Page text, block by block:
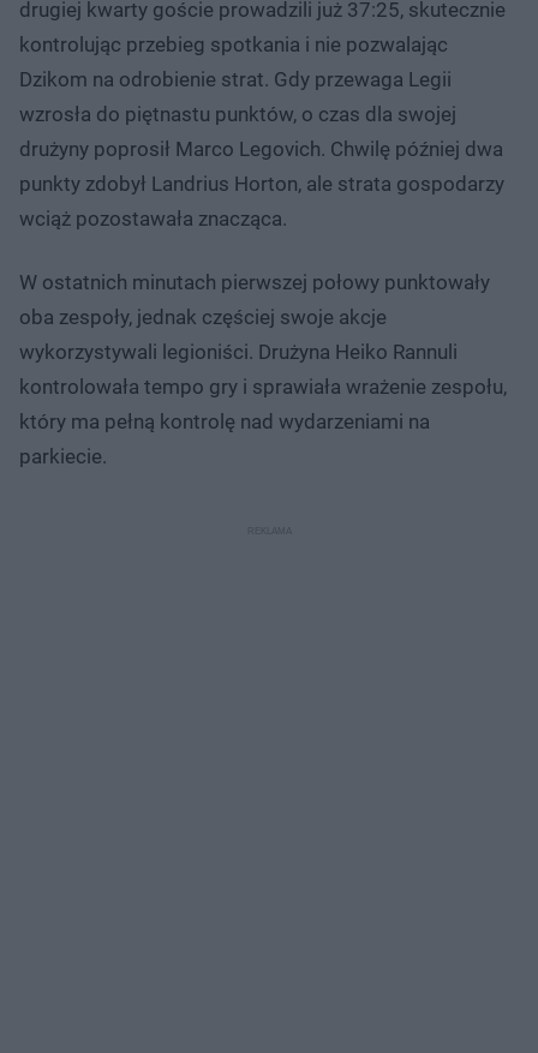
drugiej kwarty goście prowadzili już 37:25, skutecznie
kontrolując przebieg spotkania i nie pozwalając
Dzikom na odrobienie strat. Gdy przewaga Legii
wzrosła do piętnastu punktów, o czas dla swojej
drużyny poprosił Marco Legovich. Chwilę później dwa
punkty zdobył Landrius Horton, ale strata gospodarzy
wciąż pozostawała znacząca.
W ostatnich minutach pierwszej połowy punktowały
oba zespoły, jednak częściej swoje akcje
wykorzystywali legioniści. Drużyna Heiko Rannuli
kontrolowała tempo gry i sprawiała wrażenie zespołu,
który ma pełną kontrolę nad wydarzeniami na
parkiecie.